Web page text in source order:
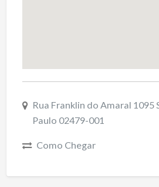
Rua Franklin do Amaral 1095
Paulo 02479-001
Como Chegar